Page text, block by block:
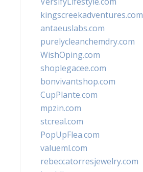
kingscreekadventures.com
antaeuslabs.com
purelycleanchemdry.com
WishOping.com
shoplegacee.com
bonvivantshop.com
CupPlante.com
mpzin.com
stcreal.com
PopUpFlea.com
valueml.com
rebeccatorresjewelry.com